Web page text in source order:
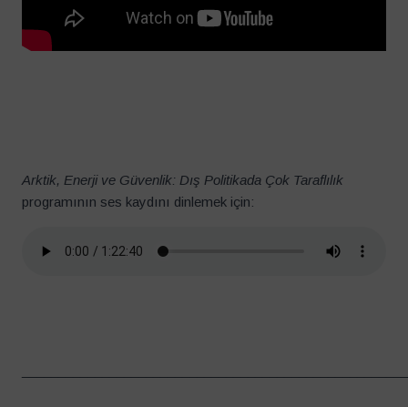
Arktik, Enerji ve Güvenlik: Dış Politikada Çok Taraflılık
programının ses kaydını dinlemek için: